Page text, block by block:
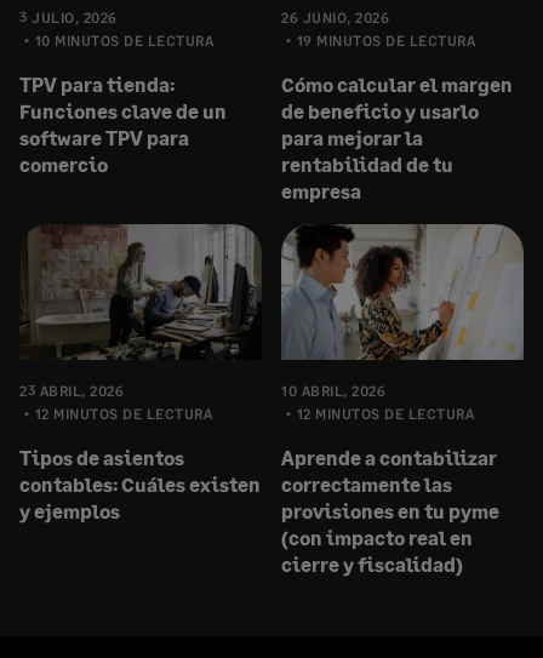
3 JULIO, 2026
10 MINUTOS DE LECTURA
TPV para tienda:
Funciones clave de un
software TPV para
comercio
26 JUNIO, 2026
19 MINUTOS DE LECTURA
Cómo calcular el margen
de beneficio y usarlo
para mejorar la
rentabilidad de tu
empresa
23 ABRIL, 2026
12 MINUTOS DE LECTURA
Tipos de asientos
contables: Cuáles existen
y ejemplos
10 ABRIL, 2026
12 MINUTOS DE LECTURA
Aprende a contabilizar
correctamente las
provisiones en tu pyme
(con impacto real en
cierre y fiscalidad)